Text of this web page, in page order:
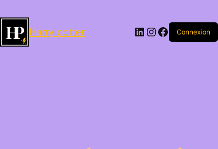
Harry potter LinkedIn
Instagram
Facebook
Connexion